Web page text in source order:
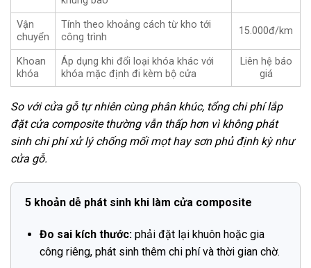
Vận
chuyển
Tính theo khoảng cách từ kho tới
công trình
15.000đ/km
Khoan
khóa
Áp dụng khi đổi loại khóa khác với
khóa mặc định đi kèm bộ cửa
Liên hệ báo
giá
So với cửa gỗ tự nhiên cùng phân khúc, tổng chi phí lắp
đặt cửa composite thường vẫn thấp hơn vì không phát
sinh chi phí xử lý chống mối mọt hay sơn phủ định kỳ như
cửa gỗ.
5 khoản dễ phát sinh khi làm cửa composite
Đo sai kích thước:phải đặt lại khuôn hoặc gia
công riêng, phát sinh thêm chi phí và thời gian chờ.